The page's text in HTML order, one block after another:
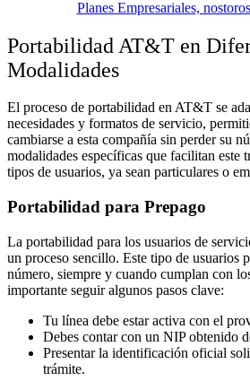
Planes Empresariales,
Portabilidad AT&T en
Modalidades
El proceso de portabilidad en AT&T se
necesidades y formatos de servicio,
cambiarse a esta compañía sin perder su
modalidades específicas que facilitan este
tipos de usuarios, ya sean particulares o
Portabilidad para Prepago
La portabilidad para los usuarios de
un proceso sencillo. Este tipo de usuarios
número, siempre y cuando cumplan con
importante seguir algunos pasos clave:
Tu línea debe estar activa con el
Debes contar con un NIP obtenido
Presentar la identificación oficial
trámite.